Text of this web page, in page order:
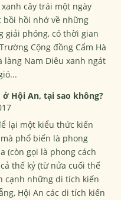
cây trái một ngày
bồi hồi nhớ về những
giải phóng, có thời gian
Cộng đồng Cẩm Hà
làng Nam Diêu xanh ngát
Hội An, tại sao không?
lại một kiểu thức kiến
phổ biến là phong
(còn gọi là phong cách
thế kỷ (từ nửa cuối thế
cạnh những di tích kiến
Hội An các di tích kiến